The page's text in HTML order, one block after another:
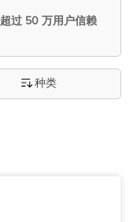
超过 50 万用户信赖
种类